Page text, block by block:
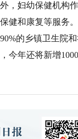
，妇幼保健机构
健和康复等服务。
的乡镇卫生院和
今年还将新增